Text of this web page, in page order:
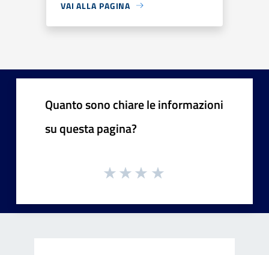
VAI ALLA PAGINA
Quanto sono chiare le informazioni
su questa pagina?